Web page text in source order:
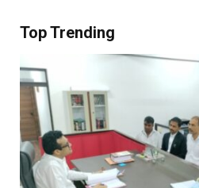
Top Trending